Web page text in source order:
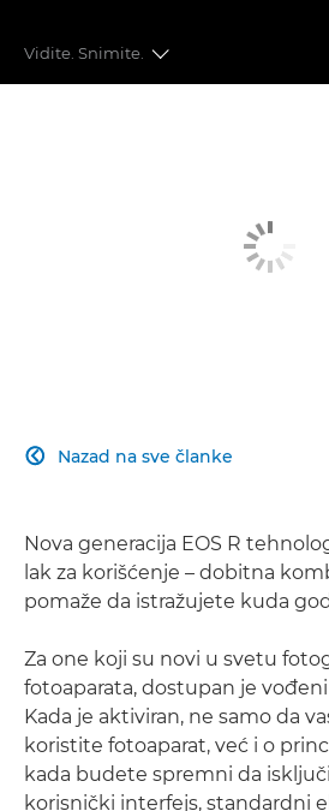
Vidite. Snimite.
Nazad na sve članke

Nova generacija EOS R
lak za korišćenje – dobitna
pomaže da istražujete kuda
Za one koji su novi u svetu
fotoaparata, dostupan je
Kada je aktiviran, ne samo da
koristite fotoaparat, već i o
kada budete spremni da
korisnički interfejs, standardni